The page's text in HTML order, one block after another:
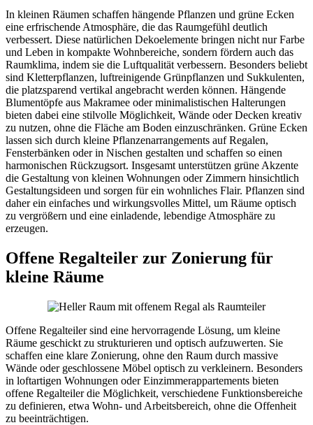
In kleinen Räumen schaffen hängende Pflanzen und grüne Ecken
eine erfrischende Atmosphäre, die das Raumgefühl deutlich
verbessert. Diese natürlichen Dekoelemente bringen nicht nur Farbe
und Leben in kompakte Wohnbereiche, sondern fördern auch das
Raumklima, indem sie die Luftqualität verbessern. Besonders beliebt
sind Kletterpflanzen, luftreinigende Grünpflanzen und Sukkulenten,
die platzsparend vertikal angebracht werden können. Hängende
Blumentöpfe aus Makramee oder minimalistischen Halterungen
bieten dabei eine stilvolle Möglichkeit, Wände oder Decken kreativ
zu nutzen, ohne die Fläche am Boden einzuschränken. Grüne Ecken
lassen sich durch kleine Pflanzenarrangements auf Regalen,
Fensterbänken oder in Nischen gestalten und schaffen so einen
harmonischen Rückzugsort. Insgesamt unterstützen grüne Akzente
die Gestaltung von kleinen Wohnungen oder Zimmern hinsichtlich
Gestaltungsideen und sorgen für ein wohnliches Flair. Pflanzen sind
daher ein einfaches und wirkungsvolles Mittel, um Räume optisch
zu vergrößern und eine einladende, lebendige Atmosphäre zu
erzeugen.
Offene Regalteiler zur Zonierung für
kleine Räume
Offene Regalteiler sind eine hervorragende Lösung, um kleine
Räume geschickt zu strukturieren und optisch aufzuwerten. Sie
schaffen eine klare Zonierung, ohne den Raum durch massive
Wände oder geschlossene Möbel optisch zu verkleinern. Besonders
in loftartigen Wohnungen oder Einzimmerappartements bieten
offene Regalteiler die Möglichkeit, verschiedene Funktionsbereiche
zu definieren, etwa Wohn- und Arbeitsbereich, ohne die Offenheit
zu beeinträchtigen.